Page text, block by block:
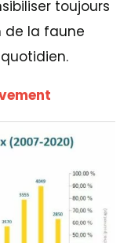
toujours
de la faune